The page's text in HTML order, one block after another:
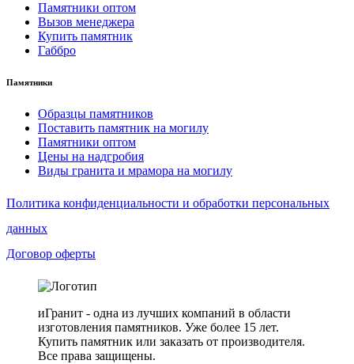
Памятники оптом
Вызов менеджера
Купить памятник
Габбро
Памятники
Образцы памятников
Поставить памятник на могилу
Памятники оптом
Цены на надгробия
Виды гранита и мрамора на могилу
Политика конфиденциальности и обработки персональных
данных
Договор оферты
иГранит - одна из лучших компаний в области
изготовления памятников. Уже более 15 лет.
Купить памятник или заказать от производителя.
Все права защищены.